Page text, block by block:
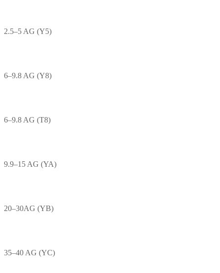
2.5–5 AG (Y5)
6–9.8 AG (Y8)
6–9.8 AG (T8)
9.9–15 AG (YA)
20–30AG (YB)
35–40 AG (YC)